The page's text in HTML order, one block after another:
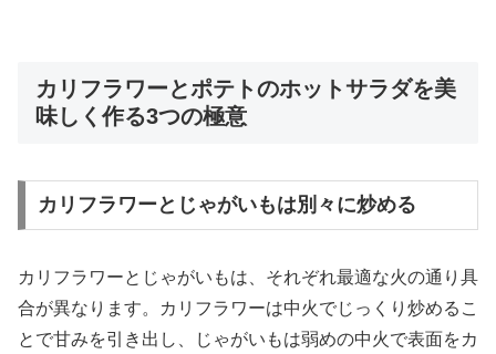
カリフラワーとポテトのホットサラダを美
味しく作る3つの極意
カリフラワーとじゃがいもは別々に炒める
カリフラワーとじゃがいもは、それぞれ最適な火の通り具
合が異なります。カリフラワーは中火でじっくり炒めるこ
とで甘みを引き出し、じゃがいもは弱めの中火で表面をカ